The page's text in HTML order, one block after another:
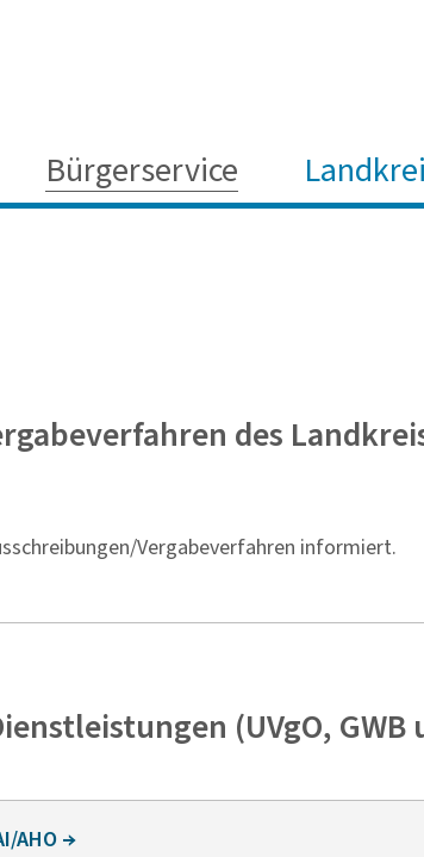
Bürgerservice
des
Vergabeverfahren informiert.
(UVgO, GWB
AHO